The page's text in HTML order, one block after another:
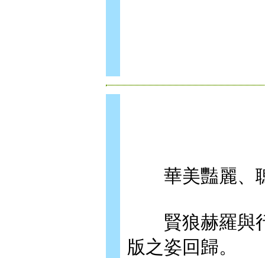
華美豔麗、聰
賢狼赫羅與行
版之姿回歸。